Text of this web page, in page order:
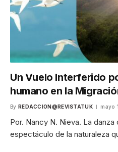
Un Vuelo Interferido
humano en la
By REDACCION@REVISTATUK mayo
Por. Nancy N. Nieva. La
espectáculo de la naturaleza